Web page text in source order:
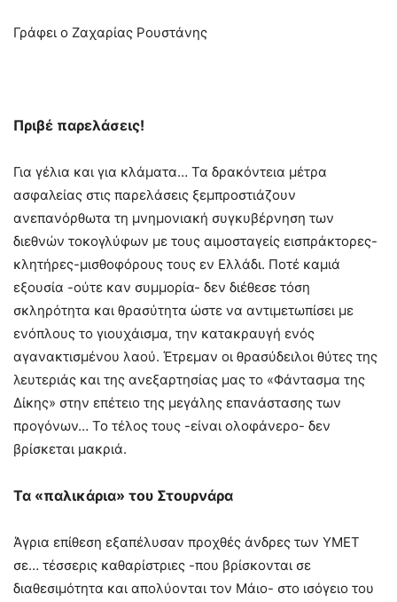
Γράφει ο Ζαχαρίας Ρουστάνης
Πριβέ παρελάσεις!
Για γέλια και για κλάματα… Τα δρακόντεια μέτρα
ασφαλείας στις παρελάσεις ξεμπροστιάζουν
ανεπανόρθωτα τη μνημονιακή συγκυβέρνηση των
διεθνών τοκογλύφων με τους αιμοσταγείς εισπράκτορες-
κλητήρες-μισθοφόρους τους εν Ελλάδι. Ποτέ καμιά
εξουσία -ούτε καν συμμορία- δεν διέθεσε τόση
σκληρότητα και θρασύτητα ώστε να αντιμετωπίσει με
ενόπλους το γιουχάισμα, την κατακραυγή ενός
αγανακτισμένου λαού. Έτρεμαν οι θρασύδειλοι θύτες της
λευτεριάς και της ανεξαρτησίας μας το «Φάντασμα της
Δίκης» στην επέτειο της μεγάλης επανάστασης των
προγόνων… Το τέλος τους -είναι ολοφάνερο- δεν
βρίσκεται μακριά.
Τα «παλικάρια» του Στουρνάρα
Άγρια επίθεση εξαπέλυσαν προχθές άνδρες των ΥΜΕΤ
σε… τέσσερις καθαρίστριες -που βρίσκονται σε
διαθεσιμότητα και απολύονται τον Μάιο- στο ισόγειο του